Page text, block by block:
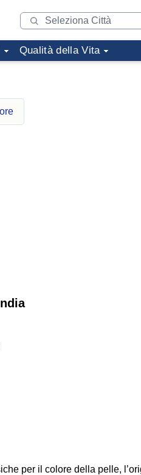
Qualità della Vita
per il colore della pelle,